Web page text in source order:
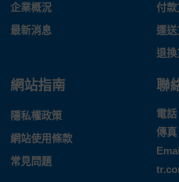
企業概況
最新消息
付款
運
退換
網站指南
隱私權政策
網站使用條款
常見問題
聯
電話
傳真